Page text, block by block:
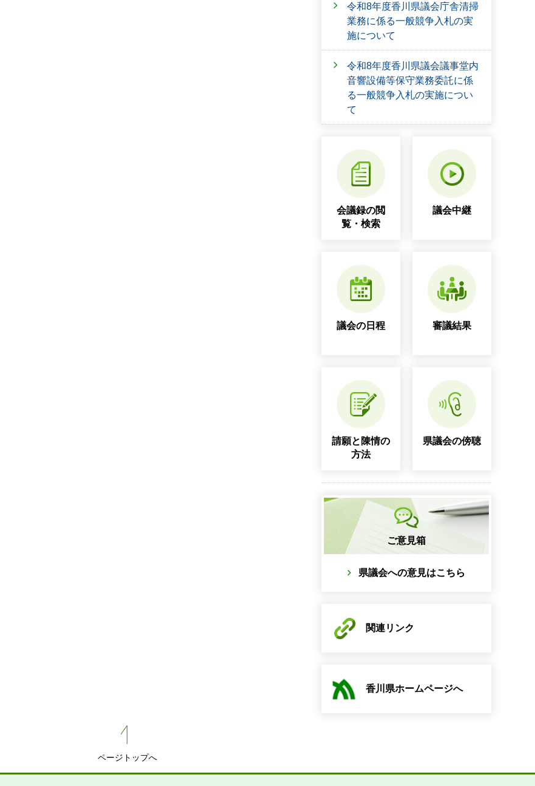
令和8年度香川県議会庁舎清掃
業務に係る一般競争入札の実
施について
令和8年度香川県議会議事堂内
音響設備等保守業務委託に係
る一般競争入札の実施につい
て
会議録の閲
覧・検索
議会中継
議会の日程 審議結果
請願と陳情の
方法
県議会の傍聴
ご意見箱
県議会への意見はこちら
関連リンク
香川県ホームページへ
ページトップへ